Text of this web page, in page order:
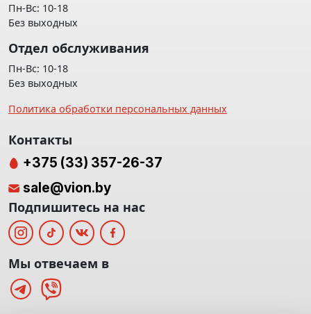
Пн-Вс: 10-18
Без выходных
Отдел обслуживания
Пн-Вс: 10-18
Без выходных
Политика обработки персональных данных
Контакты
+375 (33) 357-26-37
sale@vion.by
Подпишитесь на нас
Мы отвечаем в